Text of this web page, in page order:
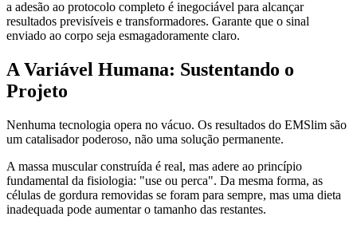
a adesão ao protocolo completo é inegociável para alcançar
resultados previsíveis e transformadores. Garante que o sinal
enviado ao corpo seja esmagadoramente claro.
A Variável Humana: Sustentando o
Projeto
Nenhuma tecnologia opera no vácuo. Os resultados do EMSlim são
um catalisador poderoso, não uma solução permanente.
A massa muscular construída é real, mas adere ao princípio
fundamental da fisiologia: "use ou perca". Da mesma forma, as
células de gordura removidas se foram para sempre, mas uma dieta
inadequada pode aumentar o tamanho das restantes.